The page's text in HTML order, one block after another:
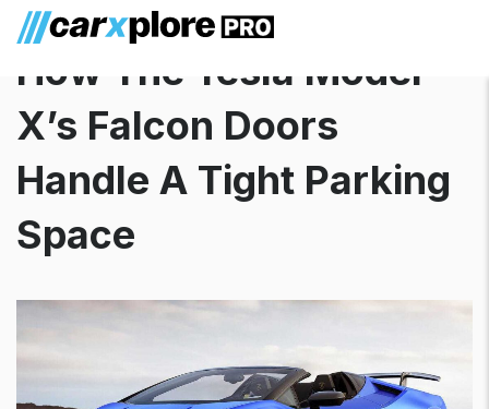
How The Tesla Model
X’s Falcon Doors
Handle A Tight Parking
Space